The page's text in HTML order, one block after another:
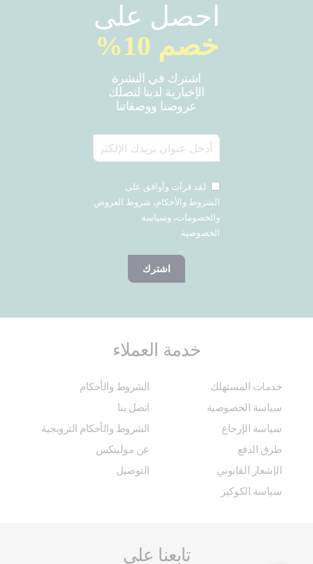
احصل على
خصم 10%
اشترك في النشرة
الإخبارية لدينا لتصلك
عروضنا ووصفاتنا
لقد قرأت وأوافق على
الشروط والأحكام، شروط العروض
والخصومات، وسياسة
الخصوصية
اشترك
خدمة العملاء
خدمات المستهلك
الشروط والأحكام
سياسة الخصوصية
اتصل بنا
سياسة الإرجاع
الشروط والأحكام الترويجية
طرق الدفع
عن مولينكس
الإشعار القانوني
التوصيل
سياسة الكوكيز
تابعنا على